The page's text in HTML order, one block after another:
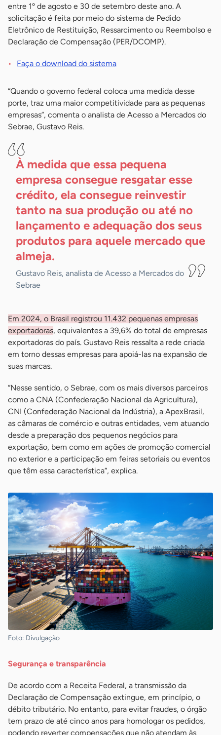
entre 1º de agosto e 30 de setembro deste ano. A
solicitação é feita por meio do sistema de Pedido
Eletrônico de Restituição, Ressarcimento ou Reembolso e
Declaração de Compensação (PER/DCOMP).
Faça o download do sistema
“Quando o governo federal coloca uma medida desse
porte, traz uma maior competitividade para as pequenas
empresas”, comenta o analista de Acesso a Mercados do
Sebrae, Gustavo Reis.
À medida que essa pequena
empresa consegue resgatar esse
crédito, ela consegue reinvestir
tanto na sua produção ou até no
lançamento e adequação dos seus
produtos para aquele mercado que
almeja.
Gustavo Reis, analista de Acesso a Mercados do
Sebrae
Em 2024, o Brasil registrou 11.432 pequenas empresas
exportadoras, equivalentes a 39,6% do total de empresas
exportadoras do país. Gustavo Reis ressalta a rede criada
em torno dessas empresas para apoiá-las na expansão de
suas marcas.
“Nesse sentido, o Sebrae, com os mais diversos parceiros
como a CNA (Confederação Nacional da Agricultura),
CNI (Confederação Nacional da Indústria), a ApexBrasil,
as câmaras de comércio e outras entidades, vem atuando
desde a preparação dos pequenos negócios para
exportação, bem como em ações de promoção comercial
no exterior e a participação em feiras setoriais ou eventos
que têm essa característica”, explica.
Foto: Divulgação
Segurança e transparência
De acordo com a Receita Federal, a transmissão da
Declaração de Compensação extingue, em princípio, o
débito tributário. No entanto, para evitar fraudes, o órgão
tem prazo de até cinco anos para homologar os pedidos,
podendo reverter compensações que não atendam às